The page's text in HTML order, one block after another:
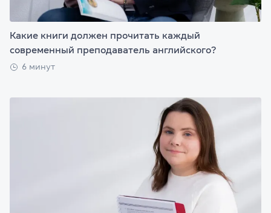
Какие книги должен прочитать каждый
современный преподаватель английского?
6 минут